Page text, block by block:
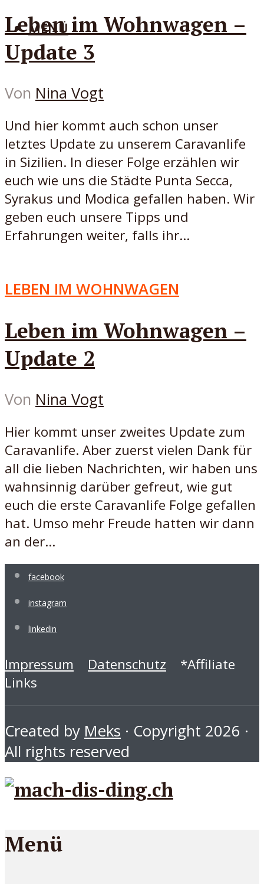
MENÜ
Leben im Wohnwagen –
Update 3
Von Nina Vogt
Und hier kommt auch schon unser
letztes Update zu unserem Caravanlife
in Sizilien. In dieser Folge erzählen wir
euch wie uns die Städte Punta Secca,
Syrakus und Modica gefallen haben. Wir
geben euch unsere Tipps und
Erfahrungen weiter, falls ihr...
LEBEN IM WOHNWAGEN
Leben im Wohnwagen –
Update 2
Von Nina Vogt
Hier kommt unser zweites Update zum
Caravanlife. Aber zuerst vielen Dank für
all die lieben Nachrichten, wir haben uns
wahnsinnig darüber gefreut, wie gut
euch die erste Caravanlife Folge gefallen
hat. Umso mehr Freude hatten wir dann
an der...
facebook
instagram
linkedin
Impressum Datenschutz *Affiliate
Links
Created by Meks · Copyright 2026 ·
All rights reserved
Menü